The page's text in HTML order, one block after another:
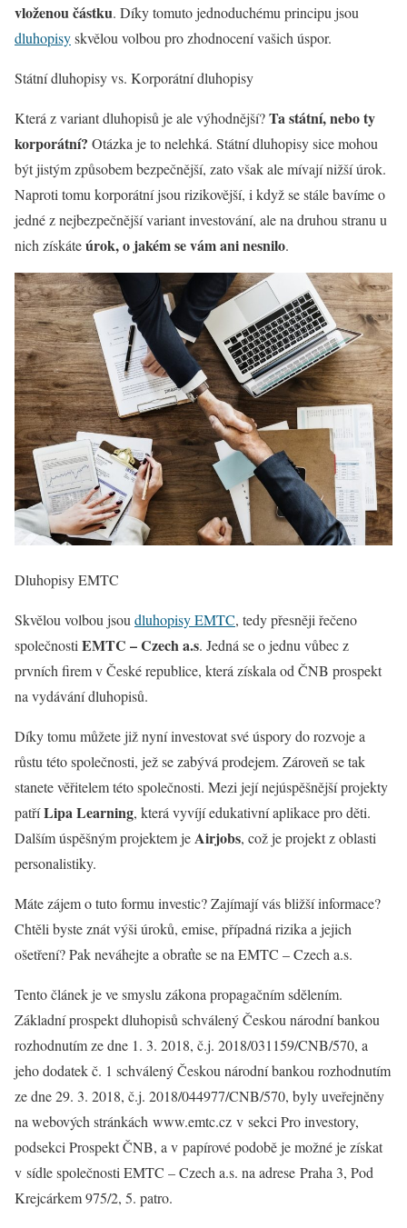
vloženou částku. Díky tomuto jednoduchému principu jsou
dluhopisyskvělou volbou pro zhodnocení vašich úspor.
Státní dluhopisy vs. Korporátní dluhopisy
Která z variant dluhopisů je ale výhodnější?Ta státní, nebo ty
korporátní? Otázka je to nelehká. Státní dluhopisy sice mohou
být jistým způsobem bezpečnější, zato však ale mívají nižší úrok.
Naproti tomu korporátní jsou rizikovější, i když se stále bavíme o
jedné z nejbezpečnější variant investování, ale na druhou stranu u
nich získáteúrok, o jakém se vám ani nesnilo.
Dluhopisy EMTC
Skvělou volbou jsou dluhopisy EMTC, tedy přesněji řečeno
společnosti EMTC – Czech a.s. Jedná se o jednu vůbec z
prvních firem v České republice, která získala od ČNB prospekt
na vydávání dluhopisů.
Díky tomu můžete již nyní investovat své úspory do rozvoje a
růstu této společnosti, jež se zabývá prodejem. Zároveň se tak
stanete věřitelem této společnosti. Mezi její nejúspěšnější projekty
patříLipa Learning, která vyvíjí edukativní aplikace pro děti.
Dalším úspěšným projektem jeAirjobs, což je projekt z oblasti
personalistiky.
Máte zájem o tuto formu investic? Zajímají vás bližší informace?
Chtěli byste znát výši úroků, emise, případná rizika a jejich
ošetření? Pak neváhejte a obraťte se na EMTC – Czech a.s.
Tento článek je ve smyslu zákona propagačním sdělením.
Základní prospekt dluhopisů schválený Českou národní bankou
rozhodnutím ze dne 1. 3. 2018, č.j. 2018/031159/CNB/570, a
jeho dodatek č. 1 schválený Českou národní bankou rozhodnutím
ze dne 29. 3. 2018, č.j. 2018/044977/CNB/570, byly uveřejněny
na webových stránkách www.emtc.cz v sekci Pro investory,
podsekci Prospekt ČNB, a v papírové podobě je možné je získat
v sídle společnosti EMTC – Czech a.s. na adrese Praha 3, Pod
Krejcárkem 975/2, 5. patro.